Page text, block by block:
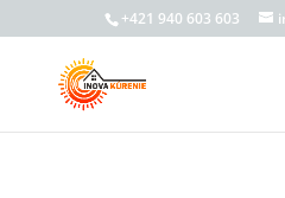
+421 940 603 603